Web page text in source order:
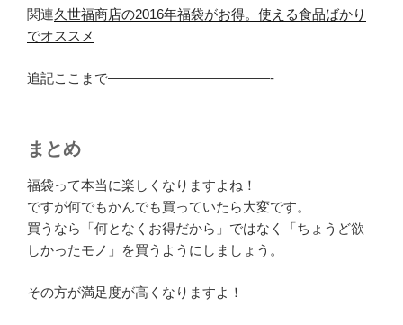
関連久世福商店の2016年福袋がお得。使える食品ばかり
でオススメ
追記ここまで————————————-
まとめ
福袋って本当に楽しくなりますよね！
ですが何でもかんでも買っていたら大変です。
買うなら「何となくお得だから」ではなく「ちょうど欲
しかったモノ」を買うようにしましょう。
その方が満足度が高くなりますよ！